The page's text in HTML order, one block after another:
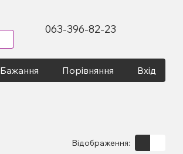
063-396-82-23
Бажання Порівняння Вхід
Відображення: